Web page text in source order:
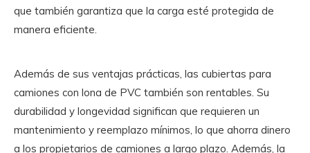
que también garantiza que la carga esté protegida de
manera eficiente.
Además de sus ventajas prácticas, las cubiertas para
camiones con lona de PVC también son rentables. Su
durabilidad y longevidad significan que requieren un
mantenimiento y reemplazo mínimos, lo que ahorra dinero
a los propietarios de camiones a largo plazo. Además, la